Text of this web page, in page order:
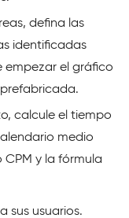
defina las
identificadas
empezar el gráfico
calcule el tiempo
medio
y la fórmula
sus usuarios.